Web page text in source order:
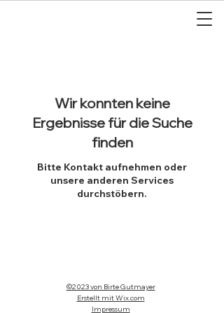
Wir konnten keine
Ergebnisse für die Suche
finden
Bitte Kontakt aufnehmen oder
unsere anderen Services
durchstöbern.
©2023 von Birte Gutmayer
Erstellt mit Wix.com
Impressum